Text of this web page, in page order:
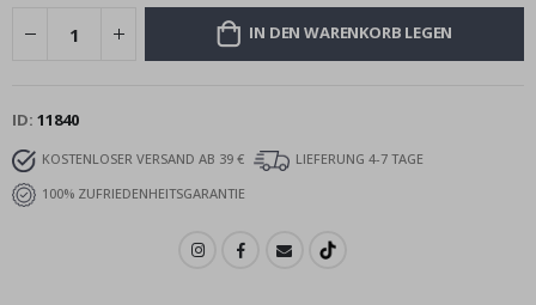
IN DEN WARENKORB LEGEN
ID 11840
KOSTENLOSER VERSAND AB 39 €
LIEFERUNG 4-7 TAGE
100% ZUFRIEDENHEITSGARANTIE